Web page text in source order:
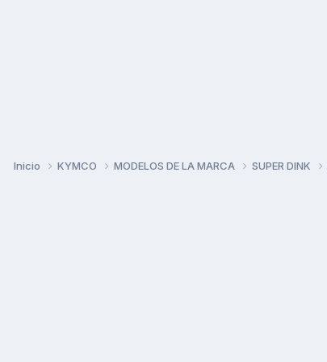
Inicio KYMCO MODELOS DE LA MARCA SUPER DINK